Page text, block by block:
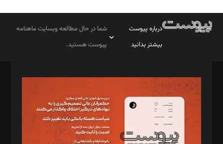
درباره پیوست
بیشتر بدانید
شما در حال مطالعه وبسایت ماهنامه
پیوست هستید.
مدیر مسئول: محمدباقر اثنی‌عشری
سردبیر: مهرک محمودی
دبیر تحریریه: میثم قاسمی
د‌بیر ناداستان: سمانه سمیع
د‌بیر خدمت و تجارت: ابوالفضل رجبی